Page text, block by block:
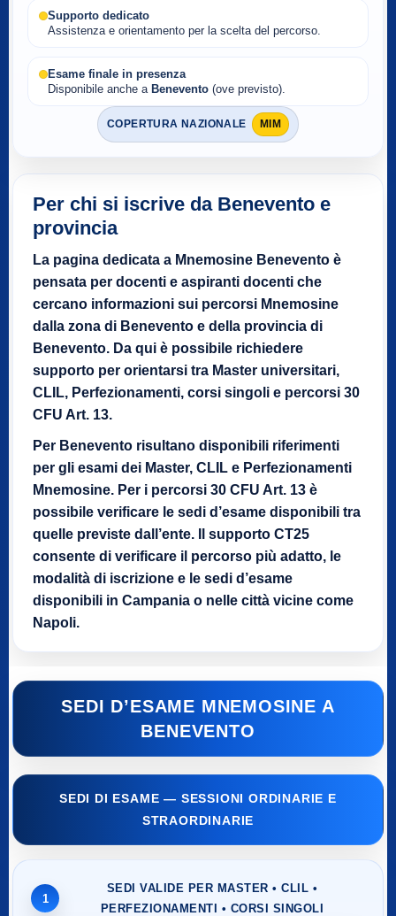
Supporto dedicato
Assistenza e orientamento per la scelta del percorso.
Esame finale in presenza
Disponibile anche a Benevento (ove previsto).
COPERTURA NAZIONALE MIM
Per chi si iscrive da Benevento e
provincia
La pagina dedicata a Mnemosine Benevento è
pensata per docenti e aspiranti docenti che
cercano informazioni sui percorsi Mnemosine
dalla zona di Benevento e della provincia di
Benevento. Da qui è possibile richiedere
supporto per orientarsi tra Master universitari,
CLIL, Perfezionamenti, corsi singoli e percorsi 30
CFU Art. 13.
Per Benevento risultano disponibili riferimenti
per gli esami dei Master, CLIL e Perfezionamenti
Mnemosine. Per i percorsi 30 CFU Art. 13 è
possibile verificare le sedi d’esame disponibili tra
quelle previste dall’ente. Il supporto CT25
consente di verificare il percorso più adatto, le
modalità di iscrizione e le sedi d’esame
disponibili in Campania o nelle città vicine come
Napoli.
SEDI D’ESAME MNEMOSINE A
BENEVENTO
SEDI DI ESAME — SESSIONI ORDINARIE E
STRAORDINARIE
1
SEDI VALIDE PER MASTER • CLIL •
PERFEZIONAMENTI • CORSI SINGOLI